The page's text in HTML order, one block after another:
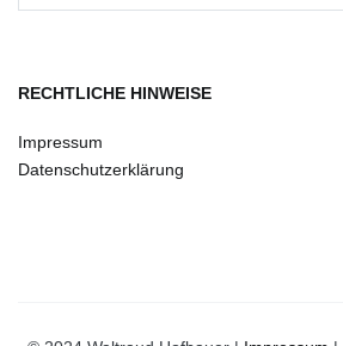
RECHTLICHE HINWEISE
Impressum
Datenschutzerklärung